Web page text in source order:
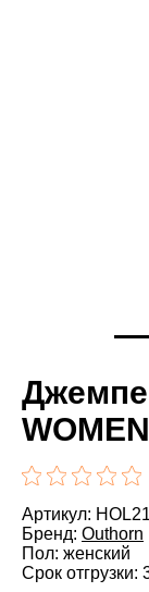
Артикул:
Бренд: Outhorn
Пол: женский
Срок отгрузки: